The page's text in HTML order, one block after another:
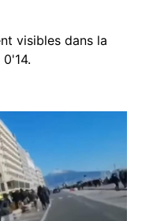
visibles dans la